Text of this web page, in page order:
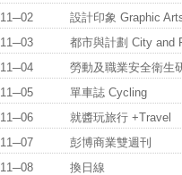
11─02
設計印象 Graphic
11─03
都市與計劃 City
11─04
勞動及職業安全衛
11─05
單車誌 Cycling
11─06
就醬玩旅行 +Travel
11─07
彭博商業雙週刊
11─08
換日線